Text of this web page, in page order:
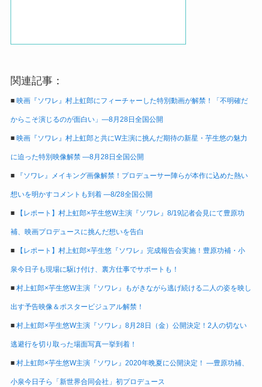
関連記事：
■ 映画『ソワレ』村上虹郎にフィーチャーした特別動画が解禁！「不明確だ
からこそ演じるのが面白い」―8月28日全国公開
■ 映画『ソワレ』村上虹郎と共にW主演に挑んだ期待の新星・芋生悠の魅力
に迫った特別映像解禁 ―8月28日全国公開
■ 『ソワレ』メイキング画像解禁！プロデューサー陣らが本作に込めた熱い
想いを明かすコメントも到着 ―8/28全国公開
■ 【レポート】村上虹郎×芋生悠W主演『ソワレ』8/19記者会見にて豊原功
補、映画プロデュースに挑んだ想いを告白
■ 【レポート】村上虹郎×芋生悠『ソワレ』完成報告会実施！豊原功補・小
泉今日子も現場に駆け付け、裏方仕事でサポートも！
■ 村上虹郎×芋生悠W主演『ソワレ』もがきながら逃げ続ける二人の姿を映し
出す予告映像＆ポスタービジュアル解禁！
■ 村上虹郎×芋生悠W主演『ソワレ』8月28日（金）公開決定！2人の切ない
逃避行を切り取った場面写真一挙到着！
■ 村上虹郎×芋生悠W主演『ソワレ』2020年晩夏に公開決定！ ―豊原功補、
小泉今日子ら「新世界合同会社」初プロデュース